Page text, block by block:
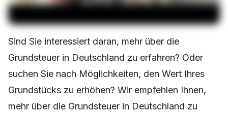
Sind Sie interessiert daran, mehr über die
Grundsteuer in Deutschland zu erfahren? Oder
suchen Sie nach Möglichkeiten, den Wert Ihres
Grundstücks zu erhöhen? Wir empfehlen Ihnen,
mehr über die Grundsteuer in Deutschland zu